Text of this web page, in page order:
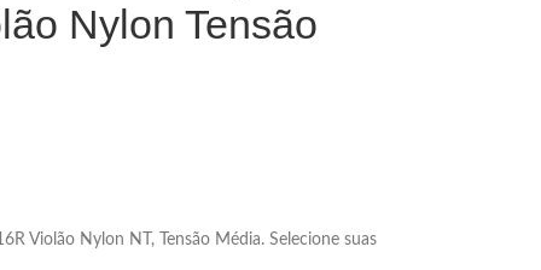
Nylon Tensão
Violão Nylon NT, Tensão Média. Selecione suas